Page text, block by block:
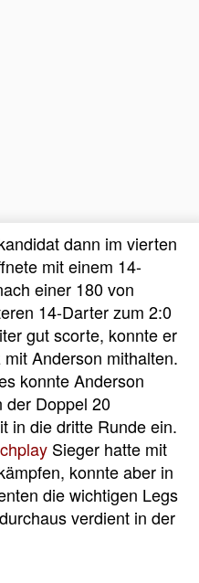
dann im vierten
mit einem 14-
einer 180 von
14-Darter zum 2:0
gut scorte, konnte er
Anderson mithalten.
konnte Anderson
der Doppel 20
in die dritte Runde ein.
Sieger hatte mit
konnte aber in
die wichtigen Legs
verdient in der